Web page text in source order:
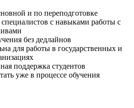
и по переподготовке
с навыками работы с
без дедлайнов
для работы в государственных и
поддержка студентов
уже в процессе обучения